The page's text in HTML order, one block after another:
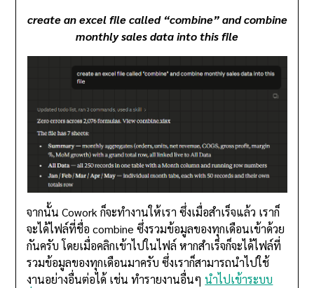
create an excel file called “combine” and combine
monthly sales data into this file
จากนั้น Cowork ก็จะทำงานให้เรา ซึ่งเมื่อสำเร็จแล้ว เราก็
จะได้ไฟล์ที่ชื่อ combine ซึ่งรวมข้อมูลของทุกเดือนเข้าด้วย
กันครับ โดยเมื่อคลิกเข้าไปในไฟล์ หากสำเร็จก็จะได้ไฟล์ที่
รวมข้อมูลของทุกเดือนมาครับ ซึ่งเราก็สามารถนำไปใช้
งานอย่างอื่นต่อได้ เช่น ทำรายงานอื่นๆนำไปเข้าระบบ